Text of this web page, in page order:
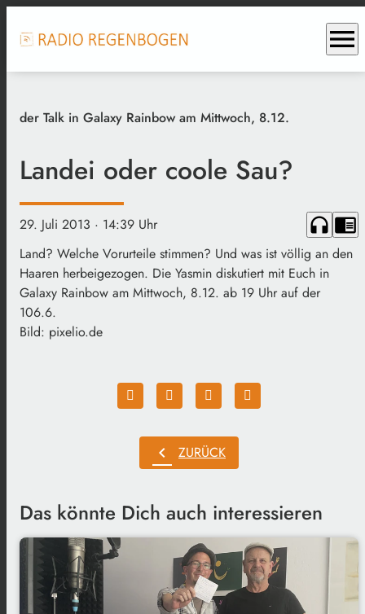
menu
der Talk in Galaxy Rainbow am Mittwoch, 8.12.
Landei oder coole Sau?
29. Juli 2013 · 14:39 Uhr headphones chrome_reader_mode
Land? Welche Vorurteile stimmen? Und was ist völlig an den
Haaren herbeigezogen. Die Yasmin diskutiert mit Euch in
Galaxy Rainbow am Mittwoch, 8.12. ab 19 Uhr auf der
106.6.
Bild: pixelio.de
chevron_left ZURÜCK
Das könnte Dich auch interessieren